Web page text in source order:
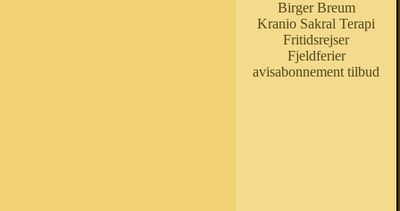
Birger Breum
Kranio Sakral Terapi
Fritidsrejser
Fjeldferier
avisabonnement tilbud